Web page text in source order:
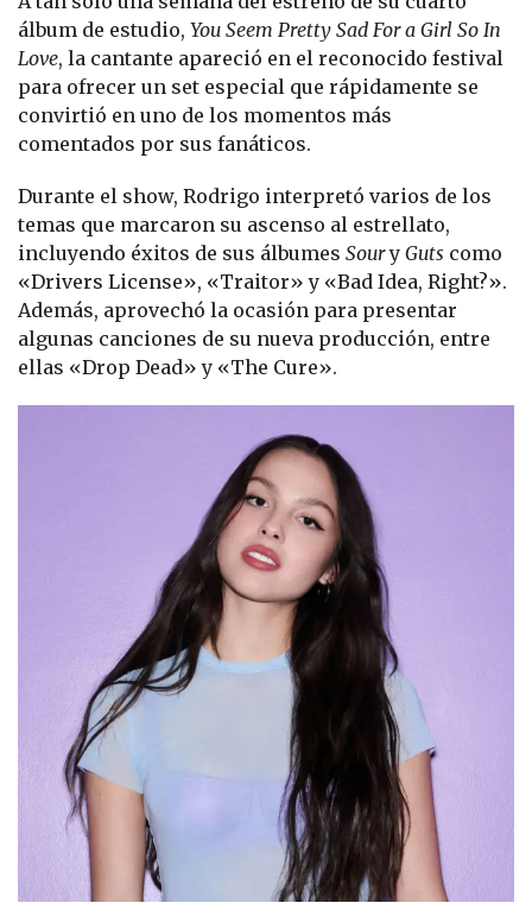
álbum de estudio,You Seem Pretty Sad For a Girl So In
Love, la cantante apareció en el reconocido festival
para ofrecer un set especial que rápidamente se
convirtió en uno de los momentos más
comentados por sus fanáticos.
Durante el show, Rodrigo interpretó varios de los
temas que marcaron su ascenso al estrellato,
incluyendo éxitos de sus álbumesSouryGuts como
«Drivers License», «Traitor» y «Bad Idea, Right?».
Además, aprovechó la ocasión para presentar
algunas canciones de su nueva producción, entre
ellas «Drop Dead» y «The Cure».